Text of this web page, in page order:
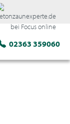
02363 359060